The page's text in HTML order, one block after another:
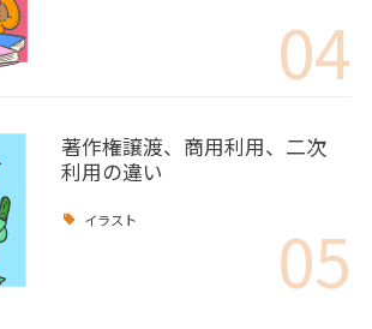
04
著作権譲渡、商用利用、二次
利用の違い
イラスト 05